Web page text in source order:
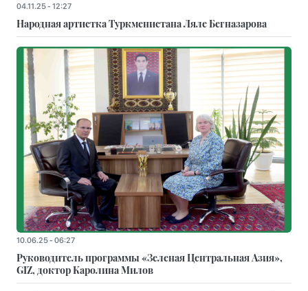
04.11.25 - 12:27
Народная артистка Туркменистана Ляле Бегназарова
10.06.25 - 06:27
Руководитель программы «Зеленая Центральная Азия»,
GIZ, доктор Каролина Милов